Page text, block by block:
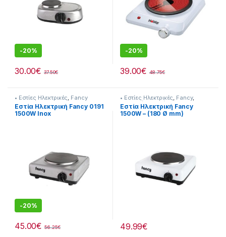
-20%
30.00€ 37.50€
-20%
39.00€ 48.75€
• Εστίες Ηλεκτρικές Fancy
Εστία Ηλεκτρική Fancy 0191
1500W Inox
-20%
45.00€ 56.25€
• Εστίες Ηλεκτρικές Fancy,
Συσκευές Κουζίνας
Εστία Ηλεκτρική Fancy
1500W – (180 Ø mm)
49.99€